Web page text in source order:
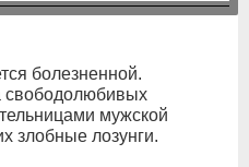
болезненной.
свободолюбивых
мужской
злобные лозунги.